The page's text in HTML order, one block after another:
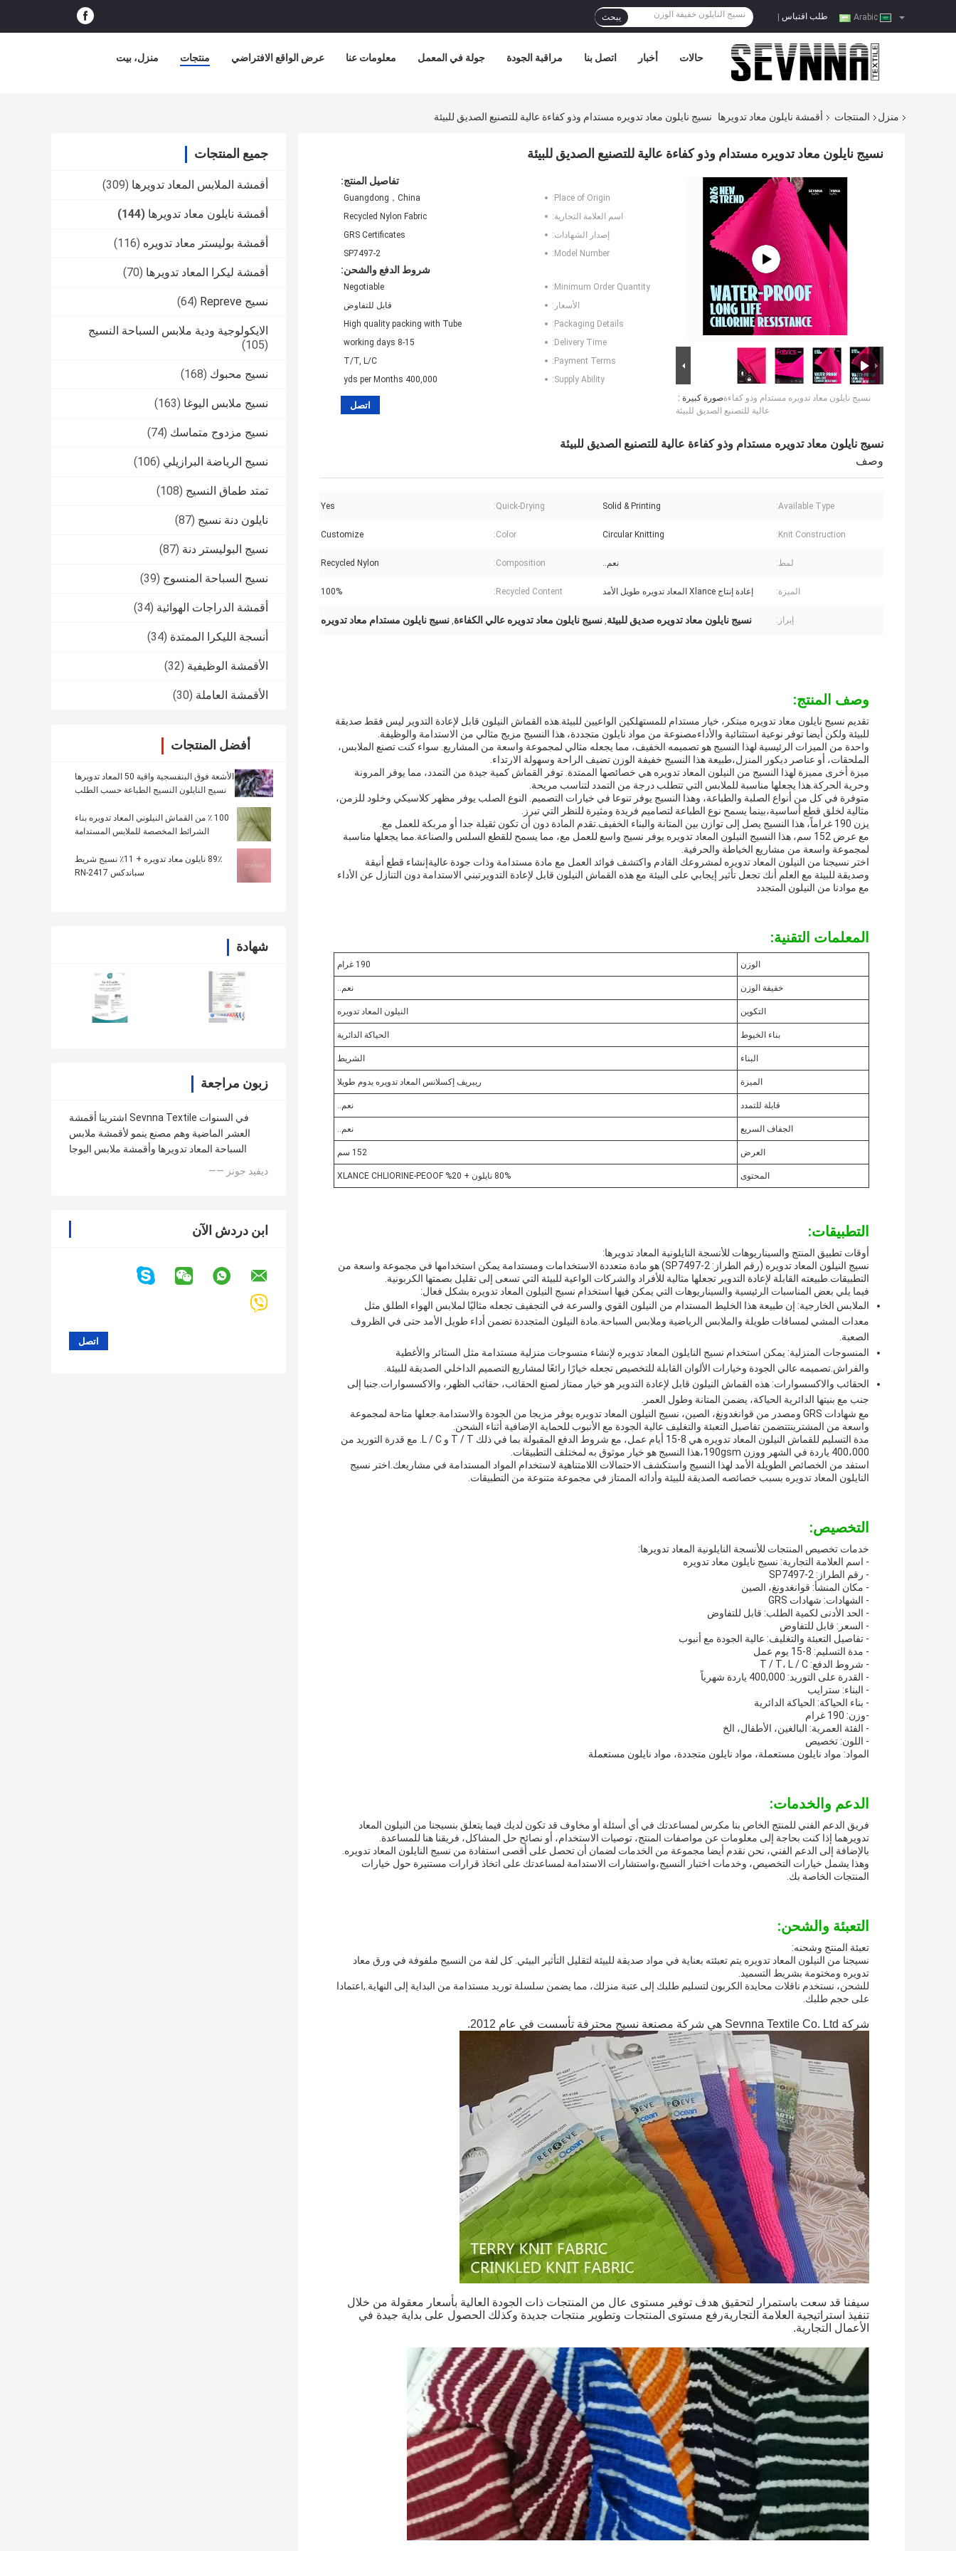
طلب اقتباس يبحث
منزل، بيت منتجات عرض الواقع الافتراضي معلومات عنا جولة في المعمل مراقبة الجودة اتصل بنا أخبار حالات
منزل المنتجات أقمشة نايلون معاد تدويرها نسيج نايلون معاد تدويره مستدام وذو كفاءة عالية للتصنيع الصديق للبيئة
جميع المنتجات
أقمشة الملابس المعاد تدويرها (309)
أقمشة نايلون معاد تدويرها (144)
أقمشة بوليستر معاد تدويره (116)
أقمشة ليكرا المعاد تدويرها (70)
نسيج Repreve (64)
الايكولوجية ودية ملابس السباحة النسيج
(105)
نسيج محبوك (168)
نسيج ملابس اليوغا (163)
نسيج مزدوج متماسك (74)
نسيج الرياضة البرازيلي (106)
تمتد طماق النسيج (108)
نايلون دنة نسيج (87)
نسيج البوليستر دنة (87)
نسيج السباحة المنسوج (39)
أقمشة الدراجات الهوائية (34)
أنسجة الليكرا الممتدة (34)
الأقمشة الوظيفية (32)
الأقمشة العاملة (30)
أفضل المنتجات
الأشعة فوق البنفسجية واقية 50 المعاد تدويرها
نسيج النايلون النسيج الطباعة حسب الطلب
100 ٪ من القماش النيلوني المعاد تدويره بناء
الشرائط المخصصة للملابس المستدامة
89٪ نايلون معاد تدويره + 11٪ نسيج شريط
سباندكس RN-2417
شهادة
زبون مراجعة
اشترينا أقمشة Sevnna Textile في السنوات
العشر الماضية وهم مصنع ينمو لأقمشة ملابس
السباحة المعاد تدويرها وأقمشة ملابس اليوجا
—— ديفيد جونز
ابن دردش الآن
نسيج نايلون معاد تدويره مستدام وذو كفاءة عالية للتصنيع الصديق للبيئة
صورة كبيرة :نسيج نايلون معاد تدويره مستدام وذو كفاءة
عالية للتصنيع الصديق للبيئة
تفاصيل المنتج:
Place of Origin:
Guangdong，China
اسم العلامة التجارية:
Recycled Nylon Fabric
إصدار الشهادات:
GRS Certificates
Model Number:
SP7497-2
شروط الدفع والشحن:
Minimum Order Quantity:
Negotiable
الأسعار:
قابل للتفاوض
Packaging Details:
High quality packing with Tube
Delivery Time:
8-15 working days
Payment Terms:
T/T, L/C
Supply Ability:
400,000 yds per Months
اتصل
نسيج نايلون معاد تدويره مستدام وذو كفاءة عالية للتصنيع الصديق للبيئة
وصف
Available Type:
Solid & Printing
Quick-Drying:
Yes
Knit Construction:
Circular Knitting
Color:
Customize
لمط: نعم.. Composition:
Recycled Nylon
الميزة: إعادة إنتاج Xlance المعاد تدويره طويل الأمد Recycled Content:
100%
إبراز: نسيج نايلون معاد تدويره صديق للبيئة, نسيج نايلون معاد تدويره عالي الكفاءة, نسيج نايلون مستدام معاد تدويره
وصف المنتج:
تقديم نسيج نايلون معاد تدويره مبتكر، خيار مستدام للمستهلكين الواعيين للبيئة.هذه القماش النيلون قابل لإعادة التدوير ليس فقط صديقة
للبيئة ولكن أيضا توفر نوعية استثنائية والأداءمصنوعة من مواد نايلون متجددة، هذا النسيج مزيج مثالي من الاستدامة والوظيفة.
واحدة من الميزات الرئيسية لهذا النسيج هو تصميمه الخفيف، مما يجعله مثالي لمجموعة واسعة من المشاريع. سواء كنت تصنع الملابس،
الملحقات، أو عناصر ديكور المنزل،طبيعة هذا النسيج خفيفة الوزن تضيف الراحة وسهولة الارتداء.
ميزة أخرى مميزة لهذا النسيج من النيلون المعاد تدويره هي خصائصها الممتدة. توفر القماش كمية جيدة من التمدد، مما يوفر المرونة
وحرية الحركة.هذا يجعلها مناسبة للملابس التي تتطلب درجة من التمدد لتناسب مريحة.
متوفرة في كل من أنواع الصلبة والطباعة، وهذا النسيج يوفر تنوعا في خيارات التصميم. النوع الصلب يوفر مظهر كلاسيكي وخلود للزمن،
مثالية لخلق قطع أساسية،بينما يسمح نوع الطباعة لتصاميم فريدة ومثيرة للنظر التي تبرز.
يزن 190 غراماً، هذا النسيج يصل إلى توازن بين المتانة والبناء الخفيف.تقدم المادة دون أن تكون ثقيلة جدا أو مربكة للعمل مع.
مع عرض 152 سم، هذا النسيج النيلون المعاد تدويره يوفر نسيج واسع للعمل مع، مما يسمح للقطع السلس والصناعة.مما يجعلها مناسبة
لمجموعة واسعة من مشاريع الخياطة والحرفية.
اختر نسيجنا من النيلون المعاد تدويره لمشروعك القادم واكتشف فوائد العمل مع مادة مستدامة وذات جودة عاليةإنشاء قطع أنيقة
وصديقة للبيئة مع العلم أنك تجعل تأثير إيجابي على البيئة مع هذه القماش النيلون قابل لإعادة التدويرتبني الاستدامة دون التنازل عن الأداء
مع موادنا من النيلون المتجدد
المعلمات التقنية:
الوزن 190 غرام
خفيفة الوزن نعم..
التكوين النيلون المعاد تدويره
بناء الخيوط الحياكة الدائرية
البناء الشريط
الميزة ريبريف إكسلانس المعاد تدويره يدوم طويلا
قابلة للتمدد نعم..
الجفاف السريع نعم..
العرض 152 سم
المحتوى 80% نايلون + 20% XLANCE CHLIORINE-PEOOF
التطبيقات:
أوقات تطبيق المنتج والسيناريوهات للأنسجة النايلونية المعاد تدويرها:
نسيج النيلون المعاد تدويره (رقم الطراز: SP7497-2) هو مادة متعددة الاستخدامات ومستدامة يمكن استخدامها في مجموعة واسعة من
التطبيقات.طبيعته القابلة لإعادة التدوير تجعلها مثالية للأفراد والشركات الواعية للبيئة التي تسعى إلى تقليل بصمتها الكربونية.
فيما يلي بعض المناسبات الرئيسية والسيناريوهات التي يمكن فيها استخدام نسيج النيلون المعاد تدويره بشكل فعال:
الملابس الخارجية: إن طبيعة هذا الخليط المستدام من النيلون القوي والسرعة في التجفيف تجعله مثاليًا لملابس الهواء الطلق مثل
معدات المشي لمسافات طويلة والملابس الرياضية وملابس السباحة.مادة النيلون المتجددة تضمن أداء طويل الأمد حتى في الظروف
الصعبة.
المنسوجات المنزلية: يمكن استخدام نسيج النايلون المعاد تدويره لإنشاء منسوجات منزلية مستدامة مثل الستائر والأغطية
والفراش.تصميمه عالي الجودة وخيارات الألوان القابلة للتخصيص تجعله خيارًا رائعًا لمشاريع التصميم الداخلي الصديقة للبيئة.
الحقائب والاكسسوارات: هذه القماش النيلون قابل لإعادة التدوير هو خيار ممتاز لصنع الحقائب، حقائب الظهر، والاكسسوارات.جنبا إلى
جنب مع بنيتها الدائرية الحياكة، يضمن المتانة وطول العمر.
مع شهادات GRS ومصدر من قوانغدونغ، الصين، نسيج النيلون المعاد تدويره يوفر مزيجا من الجودة والاستدامة.جعلها متاحة لمجموعة
واسعة من المشترينتتضمن تفاصيل التعبئة والتغليف عالية الجودة مع الأنبوب للحماية الإضافية أثناء الشحن.
مدة التسليم للقماش النيلون المعاد تدويره هي 8-15 أيام عمل، مع شروط الدفع المقبولة بما في ذلك T / T و L / C. مع قدرة التوريد من
400،000 ياردة في الشهر ووزن 190gsm،هذا النسيج هو خيار موثوق به لمختلف التطبيقات.
استفد من الخصائص الطويلة الأمد لهذا النسيج واستكشف الاحتمالات اللامتناهية لاستخدام المواد المستدامة في مشاريعك.اختر نسيج
النايلون المعاد تدويره بسبب خصائصه الصديقة للبيئة وأدائه الممتاز في مجموعة متنوعة من التطبيقات.
التخصيص:
خدمات تخصيص المنتجات للأنسجة النايلونية المعاد تدويرها:
- اسم العلامة التجارية: نسيج نايلون معاد تدويره
- رقم الطراز: SP7497-2
- مكان المنشأ: قوانغدونغ، الصين
- الشهادات: شهادات GRS
- الحد الأدنى لكمية الطلب: قابل للتفاوض
- السعر: قابل للتفاوض
- تفاصيل التعبئة والتغليف: عالية الجودة مع أنبوب
- مدة التسليم: 8-15 يوم عمل
- شروط الدفع: T / T، L / C
- القدرة على التوريد: 400,000 ياردة شهرياً
- البناء: سترايب
- بناء الحياكة: الحياكة الدائرية
-وزن: 190 غرام
- الفئة العمرية: البالغين، الأطفال، الخ
- اللون: تخصيص
المواد: مواد نايلون مستعملة، مواد نايلون متجددة، مواد نايلون مستعملة
الدعم والخدمات:
فريق الدعم الفني للمنتج الخاص بنا مكرس لمساعدتك في أي أسئلة أو مخاوف قد تكون لديك فيما يتعلق بنسيجنا من النيلون المعاد
تدويرهما إذا كنت بحاجة إلى معلومات عن مواصفات المنتج، توصيات الاستخدام، أو نصائح حل المشاكل، فريقنا هنا للمساعدة.
بالإضافة إلى الدعم الفني، نحن نقدم أيضا مجموعة من الخدمات لضمان أن تحصل على أقصى استفادة من نسيج النايلون المعاد تدويره.
وهذا يشمل خيارات التخصيص، وخدمات اختبار النسيج،واستشارات الاستدامة لمساعدتك على اتخاذ قرارات مستنيرة حول خيارات
المنتجات الخاصة بك.
التعبئة والشحن:
تعبئة المنتج وشحنه:
نسيجنا من النيلون المعاد تدويره يتم تعبئته بعناية في مواد صديقة للبيئة لتقليل التأثير البيئي. كل لفة من النسيج ملفوفة في ورق معاد
تدويره ومختومة بشريط التسميد.
للشحن، نستخدم ناقلات محايدة الكربون لتسليم طلبك إلى عتبة منزلك، مما يضمن سلسلة توريد مستدامة من البداية إلى النهاية.,اعتمادا
على حجم طلبك.
شركة Sevnna Textile Co. Ltd هي شركة مصنعة نسيج محترفة تأسست في عام 2012.
سيفنا قد سعت باستمرار لتحقيق هدف توفير مستوى عال من المنتجات ذات الجودة العالية بأسعار معقولة من خلال
تنفيذ استراتيجية العلامة التجاريةرفع مستوى المنتجات وتطوير منتجات جديدة وكذلك الحصول على بداية جيدة في
الأعمال التجارية.